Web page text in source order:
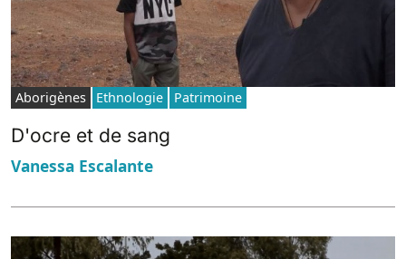
Aborigènes Ethnologie Patrimoine
D'ocre et de sang
Vanessa Escalante